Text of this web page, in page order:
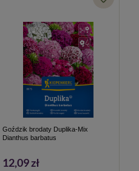
Goździk brodaty Duplika-Mix
Dianthus barbatus
12,09 zł